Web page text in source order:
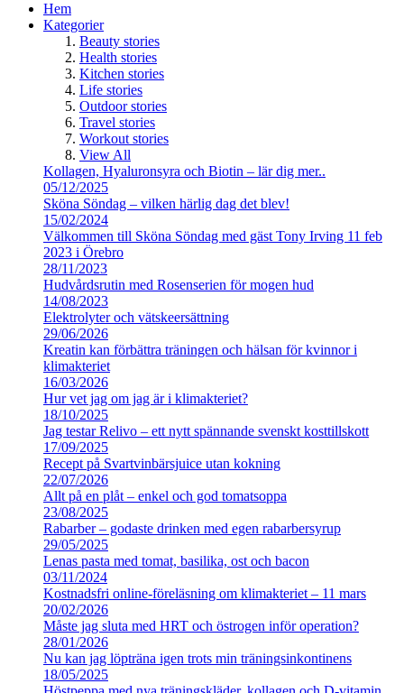
Hem
Kategorier
Beauty stories
Health stories
Kitchen stories
Life stories
Outdoor stories
Travel stories
Workout stories
View All
Kollagen, Hyaluronsyra och Biotin – lär dig mer..
05/12/2025
Sköna Söndag – vilken härlig dag det blev!
15/02/2024
Välkommen till Sköna Söndag med gäst Tony Irving 11 feb
2023 i Örebro
28/11/2023
Hudvårdsrutin med Rosenserien för mogen hud
14/08/2023
Elektrolyter och vätskeersättning
29/06/2026
Kreatin kan förbättra träningen och hälsan för kvinnor i
klimakteriet
16/03/2026
Hur vet jag om jag är i klimakteriet?
18/10/2025
Jag testar Relivo – ett nytt spännande svenskt kosttillskott
17/09/2025
Recept på Svartvinbärsjuice utan kokning
22/07/2026
Allt på en plåt – enkel och god tomatsoppa
23/08/2025
Rabarber – godaste drinken med egen rabarbersyrup
29/05/2025
Lenas pasta med tomat, basilika, ost och bacon
03/11/2024
Kostnadsfri online-föreläsning om klimakteriet – 11 mars
20/02/2026
Måste jag sluta med HRT och östrogen inför operation?
28/01/2026
Nu kan jag löpträna igen trots min träningsinkontinens
18/05/2025